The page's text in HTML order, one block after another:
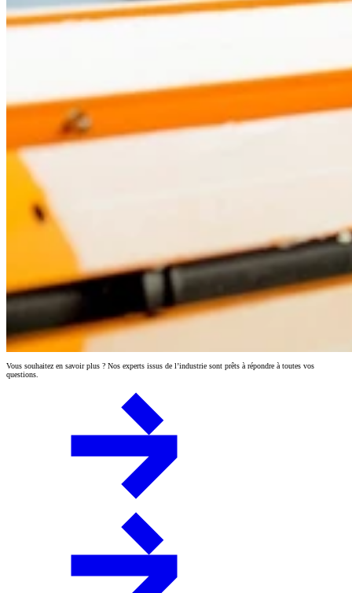
Vous souhaitez en savoir plus ? Nos experts issus de l’industrie sont prêts à répondre à toutes vos
questions.